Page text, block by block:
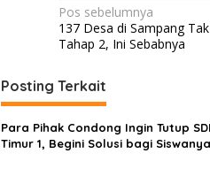
Navigasi
pos
Pos sebelumnya
137 Desa di Sampang
Tahap 2, Ini Sebabnya
Posting Terkait
Para Pihak Condong Ingin Tutup
Timur 1, Begini Solusi bagi Siswanya